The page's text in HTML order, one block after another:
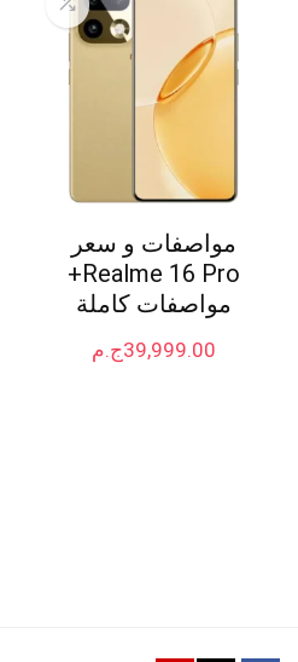
مواصفات و سعر
Realme 16 Pro+
مواصفات كاملة
ج.م39,999.00